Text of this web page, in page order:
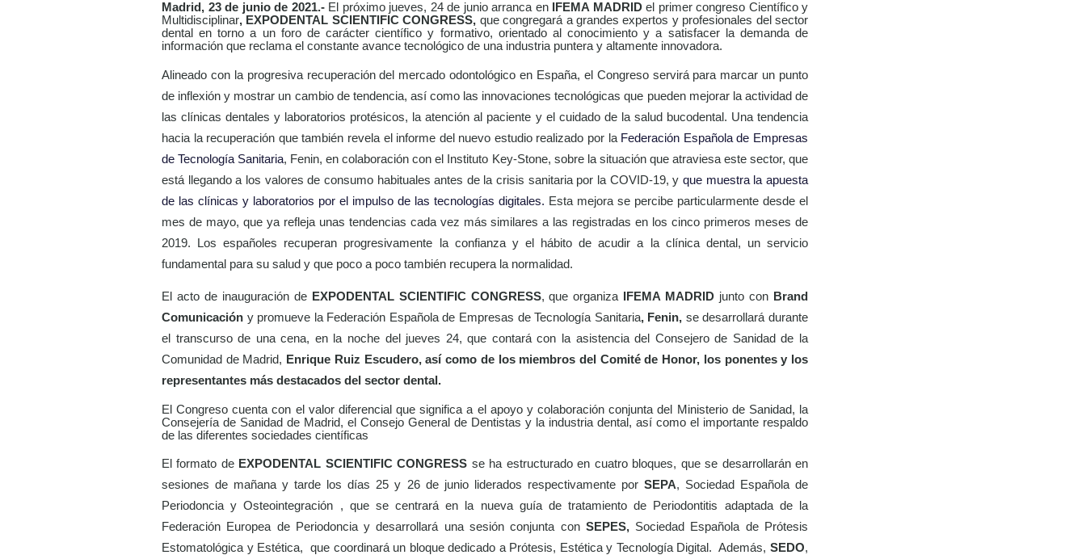
Madrid, 23 de junio de 2021.- El próximo jueves, 24 de junio arranca enIFEMA MADRID el primer congreso Científico y
Multidisciplinar, EXPODENTAL SCIENTIFIC CONGRESS, que congregará a grandes expertos y profesionales del sector
dental en torno a un foro de carácter científico y formativo, orientado al conocimiento y a satisfacer la demanda de
información que reclama el constante avance tecnológico de una industria puntera y altamente innovadora.
Alineado con la progresiva recuperación del mercado odontológico en España, el Congreso servirá para marcar un punto
de inflexión y mostrar un cambio de tendencia, así como las innovaciones tecnológicasque pueden mejorar la actividad de
las clínicas dentales y laboratorios protésicos, la atención al paciente y el cuidado de la salud bucodental. Una tendencia
hacia la recuperación que también revela el informe del nuevo estudio realizado por la Federación Española de Empresas
de Tecnología Sanitaria, Fenin, en colaboración con el Instituto Key-Stone, sobre la situación que atraviesa este sector, que
está llegando a los valores de consumo habituales antes de la crisis sanitaria por la COVID-19, y que muestra la apuesta
de las clínicas y laboratorios por el impulso de las tecnologías digitales. Esta mejora se percibe particularmente desde el
mes de mayo, que ya refleja unas tendencias cada vez más similares a las registradas en los cinco primeros meses de
2019. Los españoles recuperan progresivamente la confianza y el hábito de acudir a la clínica dental, un servicio
fundamental para su salud y que poco a poco también recupera la normalidad.
El acto de inauguración de EXPODENTAL SCIENTIFIC CONGRESS, que organiza IFEMA MADRID junto con Brand
Comunicación ypromueve la Federación Españolade Empresas de Tecnología Sanitaria, Fenin, se desarrollará durante
el transcurso de una cena, en la noche del jueves 24, que contará con la asistencia del Consejero de Sanidad de la
Comunidad de Madrid, Enrique Ruiz Escudero, así como de los miembros del Comité de Honor, los ponentes y los
representantes más destacados del sector dental.
El Congreso cuenta con el valor diferencial que significa a el apoyo y colaboración conjunta del Ministerio de Sanidad, la
Consejería de Sanidad de Madrid, el Consejo General de Dentistas y la industria dental, así como el importante respaldo
de las diferentes sociedades científicas
El formato de EXPODENTAL SCIENTIFIC CONGRESS se ha estructurado en cuatro bloques, que se desarrollarán en
sesiones de mañana y tarde los días 25 y 26 de junio liderados respectivamente por SEPA, Sociedad Española de
Periodoncia y Osteointegración , que se centrará en
la nueva guía de tratamiento de Periodontitis adaptada de la
Federación Europea de Periodoncia y desarrollará una sesión conjunta con SEPES,Sociedad Española de Prótesis
Estomatológica y Estética,
que coordinará un bloque dedicado a Prótesis, Estética y Tecnología Digital. Además,SEDO,